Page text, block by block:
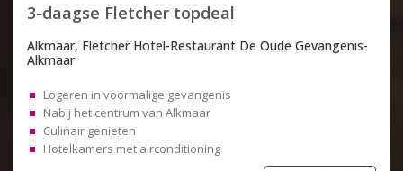
3-daagse Fletcher topdeal
Alkmaar, Fletcher Hotel-Restaurant De Oude Gevangenis-
Alkmaar
Logeren in voormalige gevangenis
Nabij het centrum van Alkmaar
Culinair genieten
Hotelkamers met airconditioning